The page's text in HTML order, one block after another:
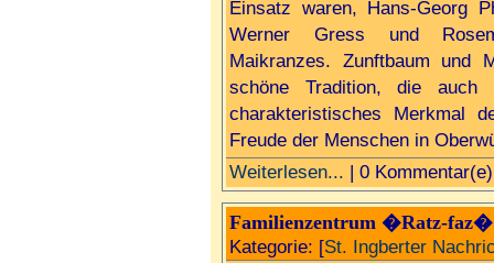
Einsatz waren, Hans-Georg
Werner Gress und
Maikranzes. Zunftbaum und
schöne Tradition, die
charakteristisches Merkmal
Freude der Menschen in
Weiterlesen... | 0 Kommentar(e)
Familienzentrum �Ratz-faz�
Kategorie: [St. Ingberter